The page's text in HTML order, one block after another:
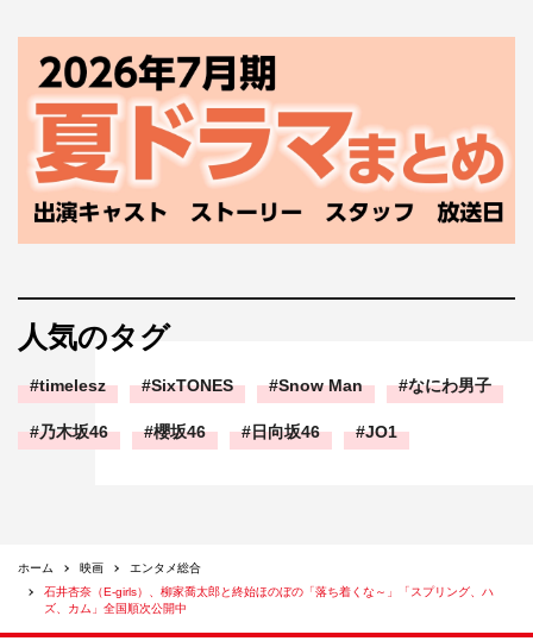
人気のタグ
timelesz SixTONES Snow Man なにわ男子
乃木坂46 櫻坂46 日向坂46 JO1
ホーム 映画
エンタメ総合
石井杏奈（E-girls）、柳家喬太郎と終始ほのぼの「落ち着くな～」「スプリング、ハ
ズ、カム」全国順次公開中